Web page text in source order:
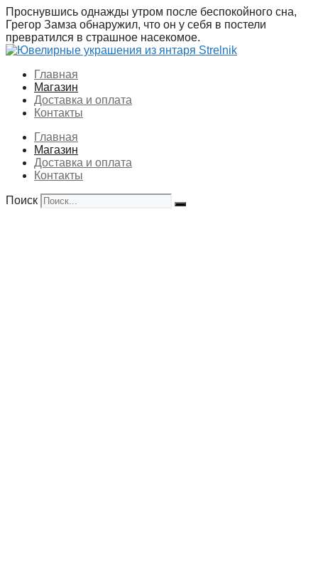
Перейти
к
содержимому
Проснувшись однажды утром после беспокойного сна,
Грегор Замза обнаружил, что он у себя в постели
превратился в страшное насекомое.
Главная
Магазин
Доставка и оплата
Контакты
Главная
Магазин
Доставка и оплата
Контакты
Поиск